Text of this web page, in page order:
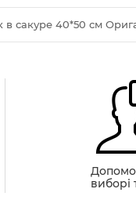
сакуре 40*50 см
виборі